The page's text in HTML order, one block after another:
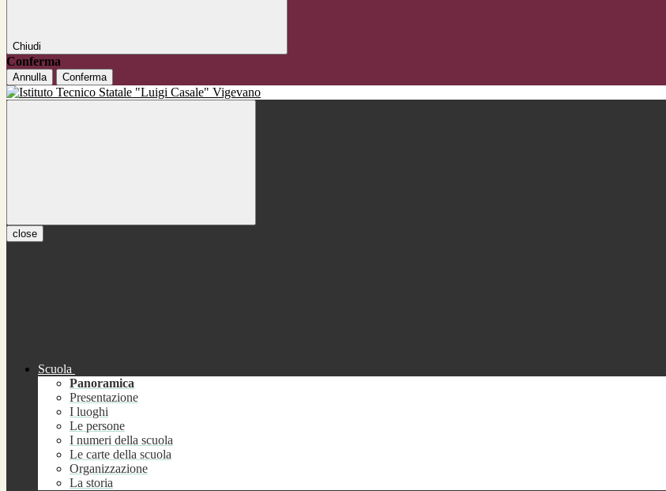
Chiudi
Conferma
Annulla Conferma
close
Scuola
Panoramica
Presentazione
I luoghi
Le persone
I numeri della scuola
Le carte della scuola
Organizzazione
La storia